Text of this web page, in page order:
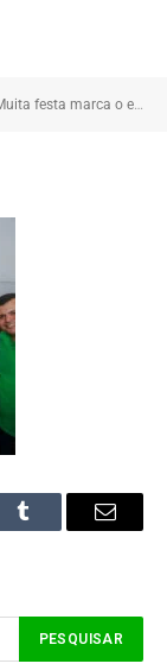
festa marca o encerramento dos Jogos Escolares 2025 em Coroatá
Tumblr Email